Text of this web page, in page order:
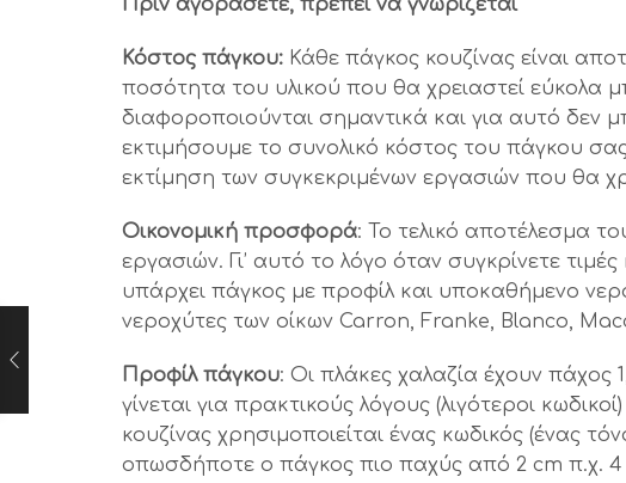
Πριν αγοράσετε, πρέπει να γνωρίζεται
Κόστος πάγκου: Κάθε πάγκος κουζίνας είναι
ποσότητα του υλικού που θα χρειαστεί εύκολα
διαφοροποιούνται σημαντικά και για αυτό
εκτιμήσουμε το συνολικό κόστος του πάγκου
εκτίμηση των συγκεκριμένων εργασιών που θα
Οικονομική προσφορά: Το τελικό αποτέλεσμα
εργασιών. Γι’ αυτό το λόγο όταν συγκρίνετε
υπάρχει πάγκος με προφίλ και υποκαθήμενο
νεροχύτες των οίκων Carron, Franke, Blanco,
Προφίλ πάγκου: Οι πλάκες χαλαζία έχουν πάχος
γίνεται για πρακτικούς λόγους (λιγότεροι
κουζίνας χρησιμοποιείται ένας κωδικός (ένας
οπωσδήποτε ο πάγκος πιο παχύς από 2 cm π.χ.